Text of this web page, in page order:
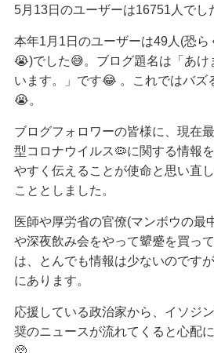
5月13日のユーザーは16751人でし
本年1月1日のユーザーは49人(恐ら
😭)でした😅。ブログ題名は「あけ
います。」です😂 。これではバズ
😭。
ブログフォロワーの皆様に、現在
型コロナウイルス🦠に関する情報
やすく伝えることが使命と思い直
こととしました。
医師や厚労省の官僚(マンボウの最
や深夜飲み会をやって顰蹙を買っ
は、とんでも情報は少ないのです
にあります。
応援している政治家から、イソジ
奨のニュースが流れてくると心配